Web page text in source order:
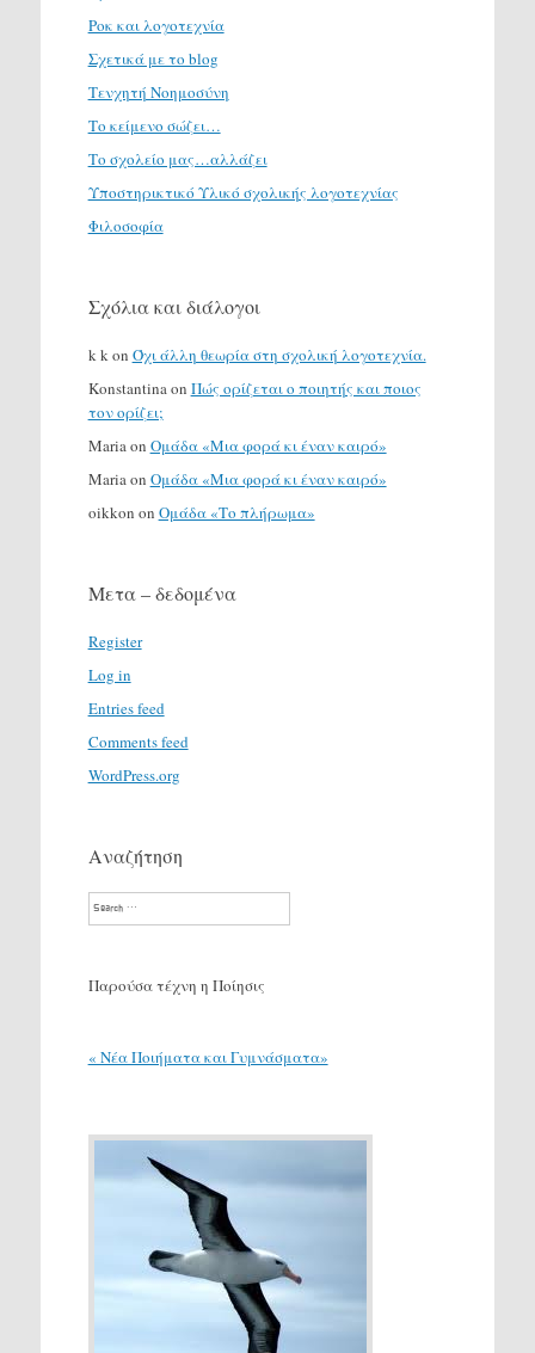
Ροκ και λογοτεχνία
Σχετικά με το blog
Τενχητή Νοημοσύνη
Το κείμενο σώζει…
Το σχολείο μας…αλλάζει
Υποστηρικτικό Υλικό σχολικής λογοτεχνίας
Φιλοσοφία
Σχόλια και διάλογοι
k k on Όχι άλλη θεωρία στη σχολική λογοτεχνία.
Konstantina on Πώς ορίζεται ο ποιητής και ποιος
τον ορίζει;
Maria on Ομάδα «Μια φορά κι έναν καιρό»
Maria on Ομάδα «Μια φορά κι έναν καιρό»
oikkon on Ομάδα «Το πλήρωμα»
Μετα – δεδομένα
Register
Log in
Entries feed
Comments feed
WordPress.org
Αναζήτηση
Search
Παρούσα τέχνη η Ποίησις
« Νέα Ποιήματα και Γυμνάσματα»